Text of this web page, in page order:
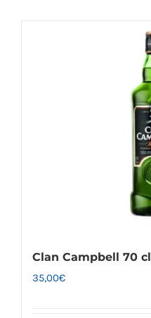
Clan Campbell 70 cl
35,00€